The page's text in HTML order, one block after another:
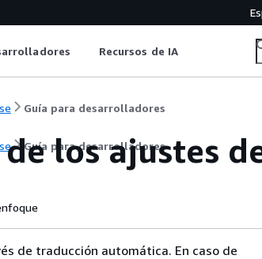
Recursos de IA
Guía para desarrolladores
Guía para desarrolladores
los ajustes
de traducción automática. En caso de